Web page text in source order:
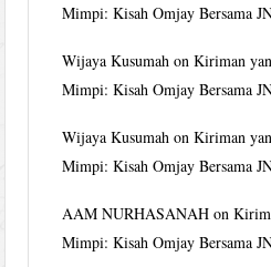
Mimpi: Kisah Omjay Bersama
Wijaya Kusumah onKiriman
Mimpi: Kisah Omjay Bersama
Wijaya Kusumah onKiriman
Mimpi: Kisah Omjay Bersama
AAM NURHASANAH on
Mimpi: Kisah Omjay Bersama